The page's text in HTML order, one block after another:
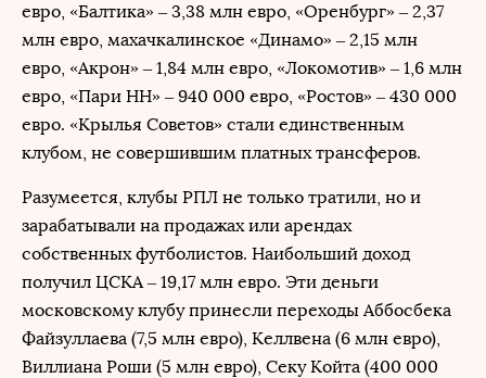
евро, «Балтика» – 3,38 млн евро, «Оренбург» – 2,37
млн евро, махачкалинское «Динамо» – 2,15 млн
евро, «Акрон» – 1,84 млн евро, «Локомотив» – 1,6 млн
евро, «Пари НН» – 940 000 евро, «Ростов» – 430 000
евро. «Крылья Советов» стали единственным
клубом, не совершившим платных трансферов.
Разумеется, клубы РПЛ не только тратили, но и
зарабатывали на продажах или арендах
собственных футболистов. Наибольший доход
получил ЦСКА – 19,17 млн евро. Эти деньги
московскому клубу принесли переходы Аббосбека
Файзуллаева (7,5 млн евро), Келлвена (6 млн евро),
Виллиана Роши (5 млн евро), Секу Койта (400 000